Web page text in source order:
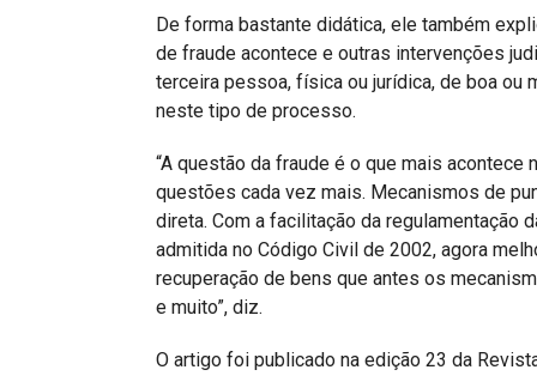
De forma bastante didática, ele também
de fraude acontece e outras intervenções
terceira pessoa, física ou jurídica, de boa ou
neste tipo de processo.
“A questão da fraude é o que mais
questões cada vez mais. Mecanismos de
direta. Com a facilitação da regulamentação
admitida no Código Civil de 2002, agora
recuperação de bens que antes os
e muito”, diz.
O artigo foi publicado na edição 23 da